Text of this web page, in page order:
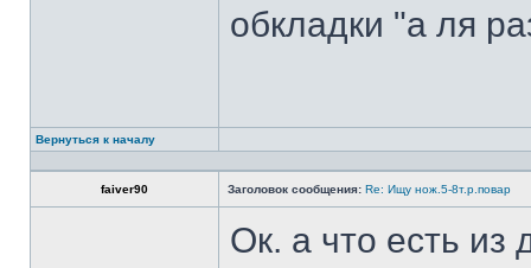
обкладки "а ля
Вернуться к началу
faiver90 Заголовок сообщения: Re: Ищу нож.5-8т.р.повар
Ок. а что есть из